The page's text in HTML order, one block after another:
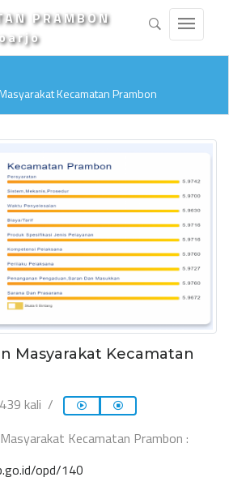
PRAMBON
Kecamatan Prambon
Masyarakat Kecamatan
439 kali
Kecamatan Prambon :
opd/140